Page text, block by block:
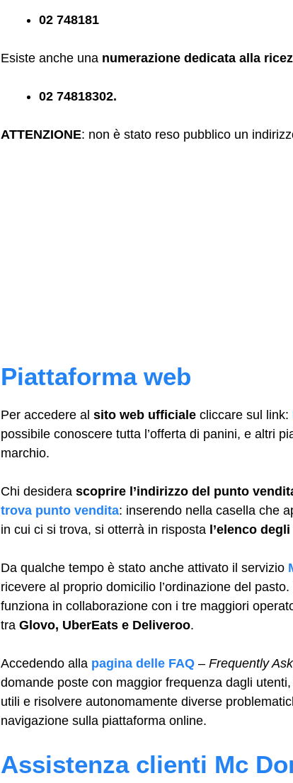
02 748181
Esiste anche una numerazione dedicata alla
02 74818302.
ATTENZIONE: non è stato reso pubblico un
Piattaforma web
Per accedere al sito web ufficiale cliccare sul link:
possibile conoscere tutta l’offerta di panini, e altri
marchio.
Chi desidera scoprire l’indirizzo del punto
trova punto vendita: inserendo nella casella che
in cui ci si trova, si otterrà in risposta l’elenco
Da qualche tempo è stato anche attivato il servizio
ricevere al proprio domicilio l’ordinazione del pasto.
funziona in collaborazione con i tre maggiori
tra Glovo, UberEats e Deliveroo.
Accedendo alla pagina delle FAQ – Frequently
domande poste con maggior frequenza dagli
utili e risolvere autonomamente diverse
navigazione sulla piattaforma online.
Assistenza clienti Mc